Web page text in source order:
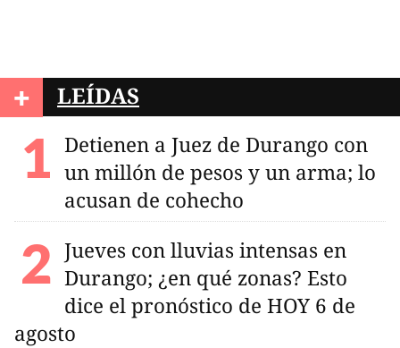
+ LEÍDAS
Detienen a Juez de Durango con
un millón de pesos y un arma; lo
acusan de cohecho
Jueves con lluvias intensas en
Durango; ¿en qué zonas? Esto
dice el pronóstico de HOY 6 de
agosto